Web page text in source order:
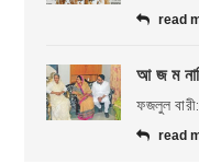
read
আ জ ম
ফজলুল বারী:
read